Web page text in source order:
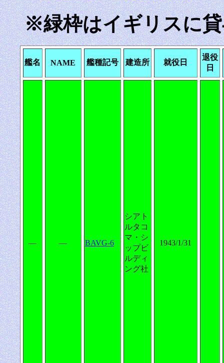
※緑枠はイギリスに
艦名 NAME 艦種記号 建造所 就役日
退役
日
― ― BAVG-6
シアト
ルタコ
マ・シ
ップビ
ルディ
ング社
1943/1/31